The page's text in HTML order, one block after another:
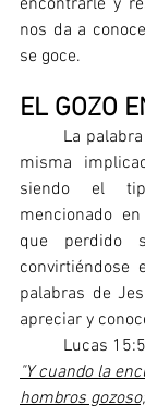
nos da a
se goce.
EL GOZO
misma
siendo el
mencionado
que perdido
convirtiéndose
palabras de
apreciar y
Lucas
"Y cuando la
hombros